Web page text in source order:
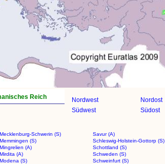
Reich Nordwest
Nordost
Südwest
Südost
Mecklenburg-Schwerin (S)
Savur (A)
Memmingen (S)
Schleswig-Holstein-Gottorp (S)
Mingrelien (A)
Schottland (S)
Mirdita (A)
Schweden (S)
Modena (S)
Schweinfurt (S)